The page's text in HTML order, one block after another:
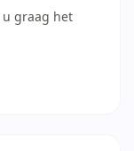
u graag het